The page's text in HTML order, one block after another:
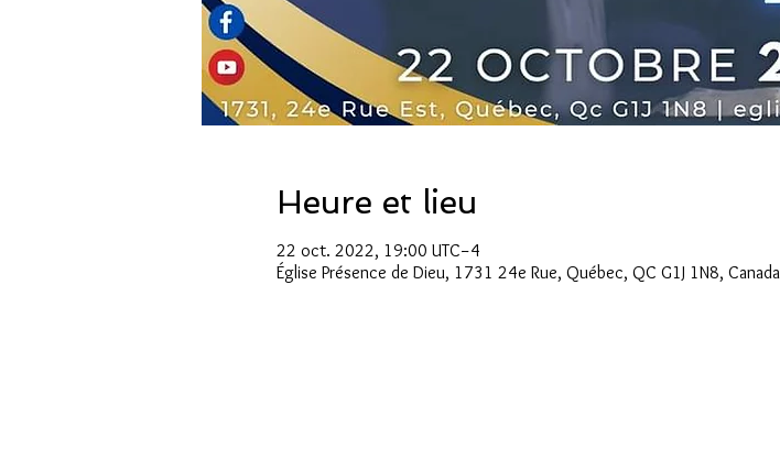
Heure et lieu
22 oct. 2022, 19:00 UTC−4
Église Présence de Dieu, 1731 24e Rue, Québec, QC G1J 1N8, Canada